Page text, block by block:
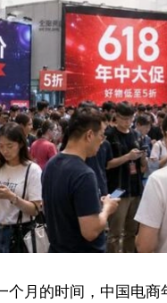
个月的时间，中国电